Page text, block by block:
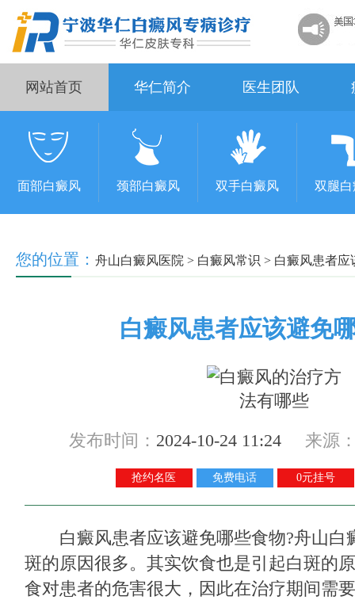
网站首页 华仁简介 医生团队
面部白癜风 颈部白癜风 双手白癜风 双腿
您的位置： 舟山白癜风医院 > 白癜风常识 > 白癜风患者应
白癜风患者应该避免
发布时间： 2024-10-24 11:24 来源
抢约名医 免费电话 0元挂号
白癜风患者应该避免哪些食物?舟山白
斑的原因很多。其实饮食也是引起白斑的
食对患者的危害很大，因此在治疗期间需